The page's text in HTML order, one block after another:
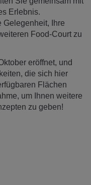
Erlebnis.
Gelegenheit, Ihre
Food-Court zu
eröffnet, und
die sich hier
Flächen
um Ihnen weitere
zu geben!